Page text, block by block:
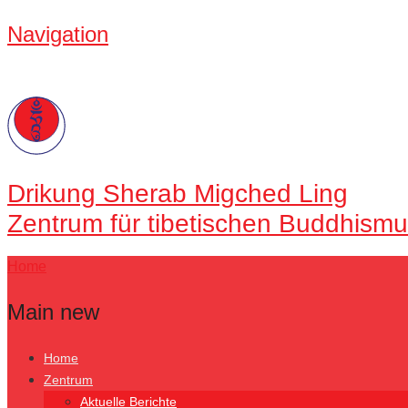
Navigation
Drikung Sherab Migched Ling
Zentrum für tibetischen
Home
Main new
Home
Zentrum
Aktuelle Berichte